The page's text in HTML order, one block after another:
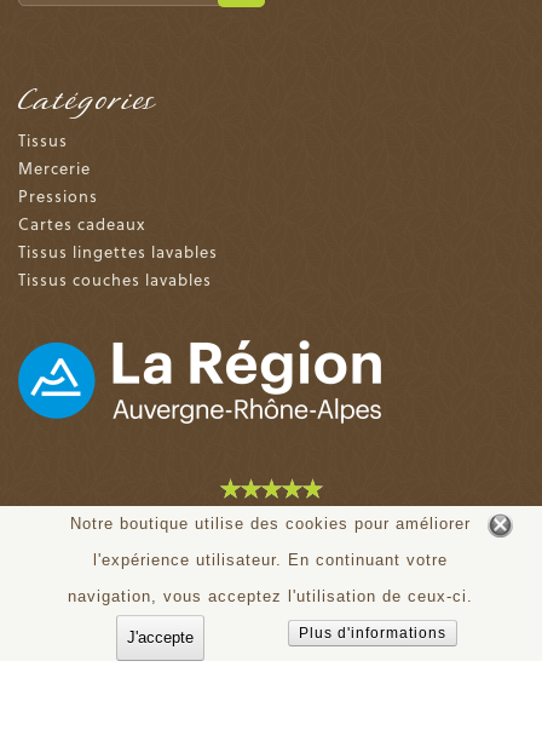
Notre boutique utilise des cookies pour améliorer
l'expérience utilisateur. En continuant votre
navigation, vous acceptez l'utilisation de ceux-ci.
Plus d'informations
Catégories
Tissus
Mercerie
Pressions
Cartes cadeaux
Tissus lingettes lavables
Tissus couches lavables
4.9 sur 5 (153 avis)